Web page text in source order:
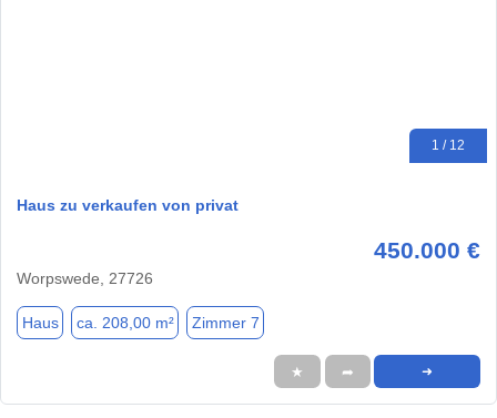
1 / 12
Haus zu verkaufen von privat
450.000 €
Worpswede, 27726
Haus ca. 208,00 m² Zimmer 7
★ ➦ ➜